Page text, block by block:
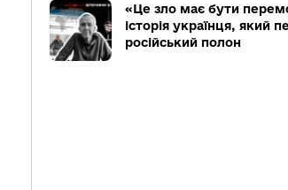
«Це зло має бути
історія українця, який
російський полон